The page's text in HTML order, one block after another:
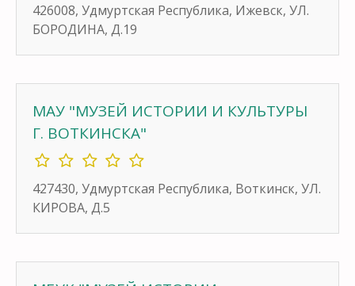
426008, Удмуртская Республика, Ижевск, УЛ.
БОРОДИНА, Д.19
МАУ "МУЗЕЙ ИСТОРИИ И КУЛЬТУРЫ
Г. ВОТКИНСКА"
427430, Удмуртская Республика, Воткинск, УЛ.
КИРОВА, Д.5